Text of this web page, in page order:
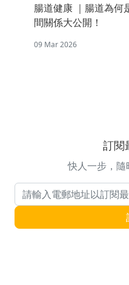
腸道健康 ｜腸道為何
間關係大公開！
09 Mar 2026
訂閱
快人一步，隨
電郵地址